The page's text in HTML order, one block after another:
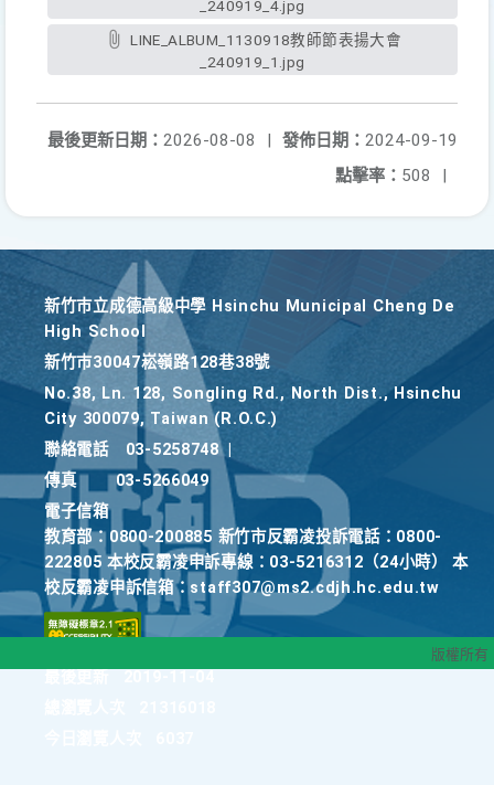
_240919_4.jpg
LINE_ALBUM_1130918教師節表揚大會
_240919_1.jpg
發佈日期： 2024-09-19
最後更新日期： 2026-08-08
|
點擊率： 508 |
新竹巿立成德高級中學 Hsinchu Municipal Cheng De
High School
新竹巿30047崧嶺路128巷38號
No.38, Ln. 128, Songling Rd., North Dist., Hsinchu
City 300079, Taiwan (R.O.C.)
聯絡電話
03-5258748
傳真
03-5266049
電子信箱
教育部：0800-200885 新竹市反霸凌投訴電話：0800-
222805 本校反霸凌申訴專線：03-5216312（24小時） 本
校反霸凌申訴信箱：staff307@ms2.cdjh.hc.edu.tw
版權所有